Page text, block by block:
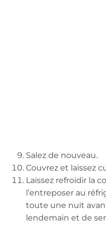
Salez de nouveau.
Couvrez et laissez
Laissez refroidir la
l’entreposer au
toute une nuit
lendemain et de